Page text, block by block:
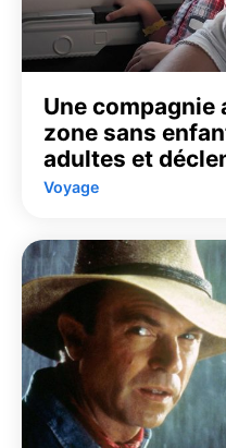
Une compagnie
zone sans
adultes et
Voyage